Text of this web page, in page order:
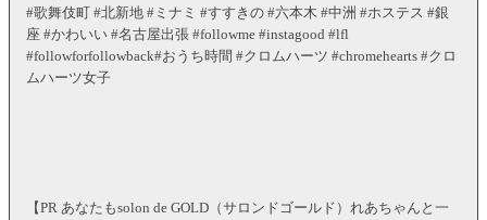
#歌舞伎町 #北新地 #ミナミ #すすきの #六本木 #中洲 #ホステス #銀
座 #かわいい #名古屋出張 #followme #instagood #lfl
#followforfollowback#おうち時間 #クロムハーツ #chromehearts #クロ
ムハーツ女子
【PR あなたもsolon de GOLD（サロンドゴールド）れあちゃんと一